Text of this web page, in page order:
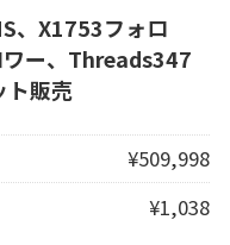
、X1753フォロ
ー、Threads347
ト販売
¥509,998
¥1,038